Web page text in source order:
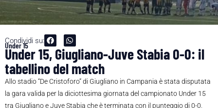
Condividi su:
Under 15
Under 15, Giugliano-Juve Stabia 0-0: il
tabellino del match
Allo stadio “De Cristoforo” di Giugliano in Campania è stata disputata
la gara valida per la diciottesima giornata del campionato Under 15
tra Giugliano e Juve Stabia che è terminata con il punteggio di 0-0.